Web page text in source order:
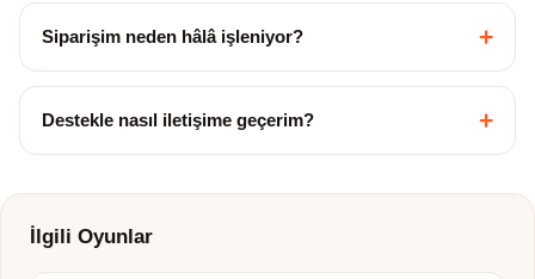
Siparişim neden hâlâ işleniyor? +
Destekle nasıl iletişime geçerim? +
İlgili Oyunlar